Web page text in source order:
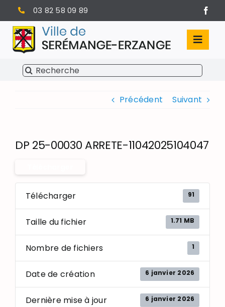
Passer
au
contenu
03 82 58 09 89
SÉRÉMANGE-ERZANGE
Rechercher:
Précédent Suivant
DP 25-00030 ARRETE-11042025104047
Télécharger 91
Taille du fichier 1.71 MB
Nombre de fichiers 1
Date de création 6 janvier 2026
Dernière mise à jour 6 janvier 2026